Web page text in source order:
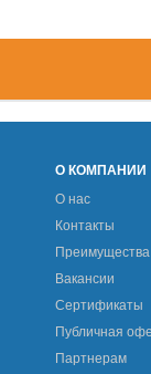
О КОМПАНИИ
О нас
Контакты
Преимущества
Вакансии
Сертификаты
Публичная
Партнерам